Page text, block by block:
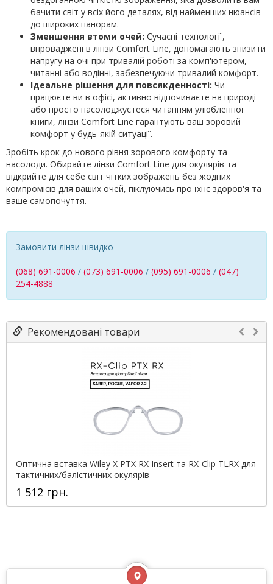
бачити світ у всіх його деталях, від найменших нюансів
до широких панорам.
Зменшення втоми очей: Сучасні технології,
впроваджені в лінзи Comfort Line, допомагають знизити
напругу на очі при тривалій роботі за комп'ютером,
читанні або водінні, забезпечуючи тривалий комфорт.
Ідеальне рішення для повсякденності: Чи
працюєте ви в офісі, активно відпочиваєте на природі
або просто насолоджуєтеся читанням улюбленної
книги, лінзи Comfort Line гарантують ваш зоровий
комфорт у будь-якій ситуації.
Зробіть крок до нового рівня зорового комфорту та
насолоди. Обирайте лінзи Comfort Line для окулярів та
відкрийте для себе світ чітких зображень без жодних
компромісів для ваших очей, піклуючись про їхнє здоров'я та
ваше самопочуття.
Замовити лінзи швидко
(068) 691-0006 / (073) 691-0006 / (095) 691-0006 / (047)
254-4888
Рекомендовані товари
Оптична вставка Wiley X PTX RX Insert та RX-Clip TLRX для
тактичних/балістичних окулярів
1 512 грн.